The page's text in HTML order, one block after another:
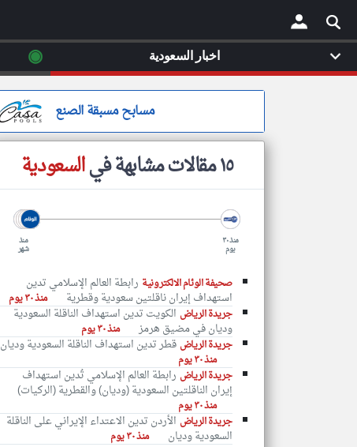
× مسابح مسبقة الصنع
١٥ مقالات مشابهة في السعودية
منذ
شهر
منذ ٣٠
يوم
صحيفة الوئام الالكترونية رابطة العالم الإسلامي تدين
استهداف إيران ناقلتين سعودية وقطرية
منذ ٣٠ يوم
جريدة الرياض الكويت تدين استهداف الناقلة السعودية
وديان في مضيق هرمز
منذ ٣٠ يوم
جريدة الرياض قطر تدين استهداف الناقلة السعودية وديان
منذ ٣٠ يوم
جريدة الرياض رابطة العالم الإسلامي تُدين استهداف
إيران الناقلتين السعودية (وديان) والقطرية (الركيات)
منذ ٣٠ يوم
جريدة الرياض الأردن تدين الاعتداء الإيراني على الناقلة
السعودية وديان منذ ٣٠ يوم
اخبار السعودية ◉